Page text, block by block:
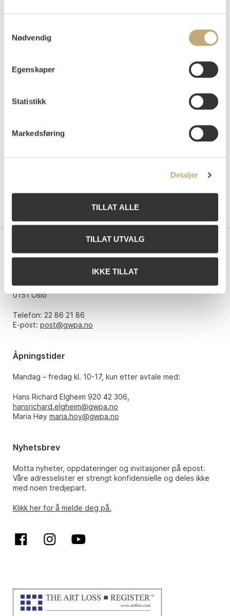
Nødvendig
Egenskaper
Statistikk
Markedsføring
Detaljer
TILLAT ALLE
TILLAT UTVALG
IKKE TILLAT
Lindbeck "Zorn grafikk" nr. 245
NOK 5 000–7 000
Usolgt
Kontakt oss
Grev Wedels Plass Auksjoner AS
Bankplassen 1A
0151 Oslo
Telefon: 22 86 21 86
E-post: post@gwpa.no
Åpningstider
Mandag – fredag kl. 10-17, kun etter avtale med:
Hans Richard Elgheim 920 42 306,
hansrichard.elgheim@gwpa.no
Maria Høy maria.hoy@gwpa.no
Nyhetsbrev
Motta nyheter, oppdateringer og invitasjoner på epost.
Våre adresselister er strengt konfidensielle og deles ikke
med noen tredjepart.
Klikk her for å melde deg på.